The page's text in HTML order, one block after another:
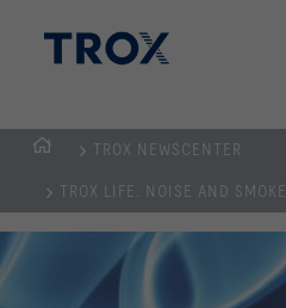
GŁÓWNA
TROX NEWSCENTER
TROX LIFE. NOISE AND SMOKE.